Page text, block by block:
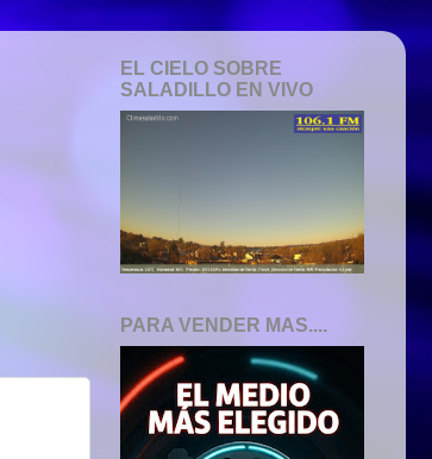
EL CIELO SOBRE
SALADILLO EN VIVO
PARA VENDER MAS....